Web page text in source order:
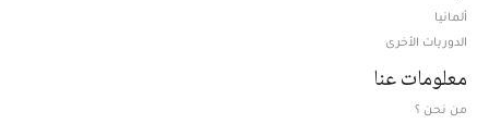
ألمانيا
الدوريات الأخرى
معلومات عنا
من نحن ؟